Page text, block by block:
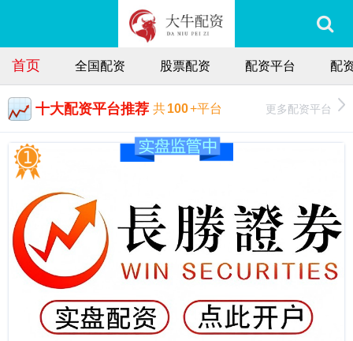
首页 全国配资 股票配资 配资平台 配
十大配资平台推荐 共100+平台 更多配资平台